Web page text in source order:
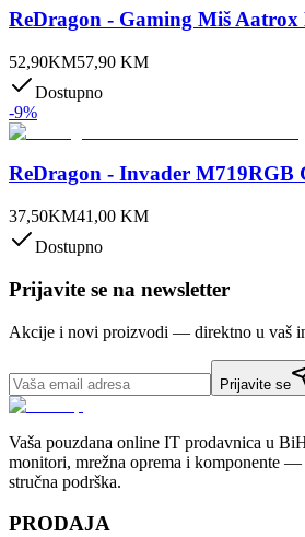
ReDragon - Gaming Miš Aatrox
52,90KM57,90 KM
Dostupno
-9%
ReDragon - Invader M719RGB
37,50KM41,00 KM
Dostupno
Prijavite se na newsletter
Akcije i novi proizvodi — direktno u vaš
Prijavite se
Vaša pouzdana online IT prodavnica u
monitori, mrežna oprema i komponente —
stručna podrška.
PRODAJA